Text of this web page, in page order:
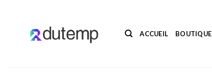
ACCUEIL BOUTIQUE